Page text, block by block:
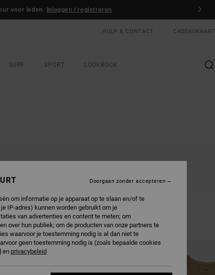
voor leden Inloggen / registreren
HULP & CONTACT CADEAUKAART
SURF SPORT LOOKBOOK
WEER VERKRIJGBAAR
om informatie op je apparaat op te slaan en/of te
IP-adres) kunnen worden gebruikt om je
van advertenties en content te meten; om
over hun publiek; om de producten van onze partners te
waarvoor je toestemming nodig is al dan niet te
geen toestemming nodig is (zoals bepaalde cookies
en privacybeleid
Doorgaan zonder accepteren